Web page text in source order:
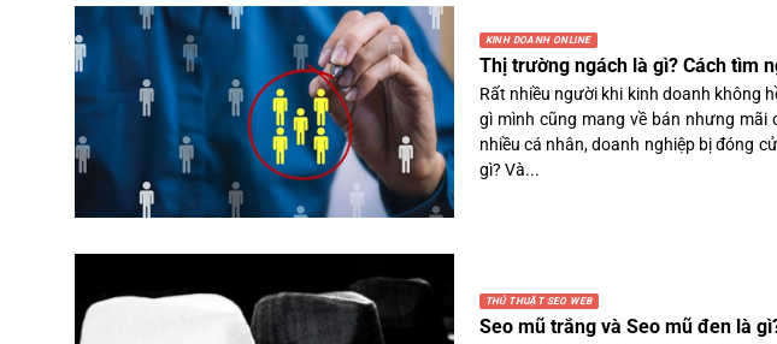
KINH DOANH ONLINE
Thị trường ngách là gì? Cách tìm
Rất nhiều người khi kinh doanh không
gì mình cũng mang về bán nhưng mãi
nhiều cá nhân, doanh nghiệp bị đóng
gì? Và...
THỦ THUẬT SEO WEB
Seo mũ trắng và Seo mũ đen là